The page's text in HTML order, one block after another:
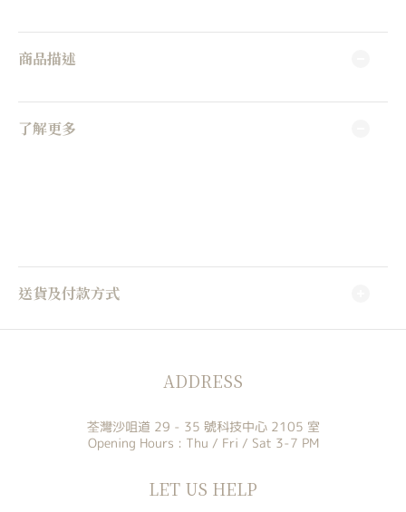
商品描述
了解更多
送貨及付款方式
ADDRESS
荃灣沙咀道 29 - 35 號科技中心 2105 室
Opening Hours : Thu / Fri / Sat 3-7 PM
LET US HELP